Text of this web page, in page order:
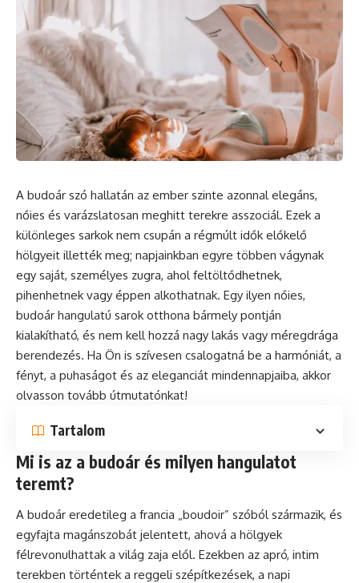
A budoár szó hallatán az ember szinte azonnal elegáns,
nőies és varázslatosan meghitt terekre asszociál. Ezek a
különleges sarkok nem csupán a régmúlt idők előkelő
hölgyeit illették meg; napjainkban egyre többen vágynak
egy saját, személyes zugra, ahol feltöltődhetnek,
pihenhetnek vagy éppen alkothatnak. Egy ilyen nőies,
budoár hangulatú sarok otthona bármely pontján
kialakítható, és nem kell hozzá nagy lakás vagy méregdrága
berendezés. Ha Ön is szívesen csalogatná be a harmóniát, a
fényt, a puhaságot és az eleganciát mindennapjaiba, akkor
olvasson tovább útmutatónkat!
Tartalom
Mi is az a budoár és milyen hangulatot
teremt?
A budoár eredetileg a francia „boudoir” szóból származik, és
egyfajta magánszobát jelentett, ahová a hölgyek
félrevonulhattak a világ zaja elől. Ezekben az apró, intim
terekben történtek a reggeli szépítkezések, a napi